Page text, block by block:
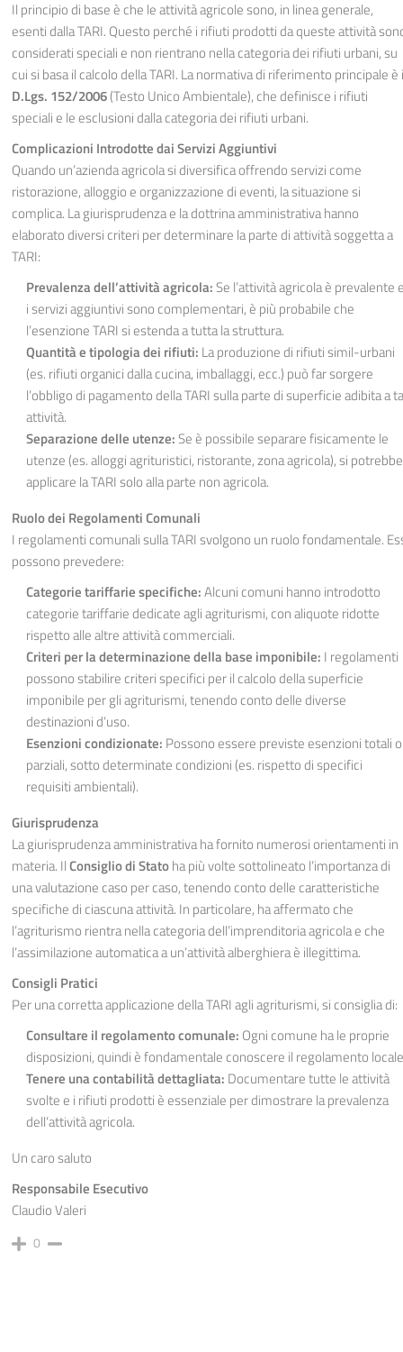
Il principio di base è che le attività agricole sono, in linea generale,
esenti dalla TARI. Questo perché i rifiuti prodotti da queste attività
considerati speciali e non rientrano nella categoria dei rifiuti urbani, su
cui si basa il calcolo della TARI. La normativa di riferimento principale è
D.Lgs. 152/2006(Testo Unico Ambientale), che definisce i rifiuti
speciali e le esclusioni dalla categoria dei rifiuti urbani.
Complicazioni Introdotte dai Servizi Aggiuntivi
Quando un’azienda agricola si diversifica offrendo servizi come
ristorazione, alloggio e organizzazione di eventi, la situazione si
complica. La giurisprudenza e la dottrina amministrativa hanno
elaborato diversi criteri per determinare la parte di attività soggetta a
TARI:
Prevalenza dell’attività agricola:Se l’attività agricola è prevalente
i servizi aggiuntivi sono complementari, è più probabile che
l’esenzione TARI si estenda a tutta la struttura.
Quantità e tipologia dei rifiuti: La produzione di rifiuti simil-urbani
(es. rifiuti organici dalla cucina, imballaggi, ecc.) può far sorgere
l’obbligo di pagamento della TARI sulla parte di superficie adibita a
attività.
Separazione delle utenze:Se è possibile separare fisicamente le
utenze (es. alloggi agrituristici, ristorante, zona agricola), si potrebbe
applicare la TARI solo alla parte non agricola.
Ruolo dei Regolamenti Comunali
I regolamenti comunali sulla TARI svolgono un ruolo fondamentale.
possono prevedere:
Categorie tariffarie specifiche:Alcuni comuni hanno introdotto
categorie tariffarie dedicate agli agriturismi, con aliquote ridotte
rispetto alle altre attività commerciali.
Criteri per la determinazione della base imponibile: I regolamenti
possono stabilire criteri specifici per il calcolo della superficie
imponibile per gli agriturismi, tenendo conto delle diverse
destinazioni d’uso.
Esenzioni condizionate: Possono essere previste esenzioni totali o
parziali, sotto determinate condizioni (es. rispetto di specifici
requisiti ambientali).
Giurisprudenza
La giurisprudenza amministrativa ha fornito numerosi orientamenti in
materia. IlConsiglio di Statoha più volte sottolineato l’importanza di
una valutazione caso per caso, tenendo conto delle caratteristiche
specifiche di ciascuna attività. In particolare, ha affermato che
l’agriturismo rientra nella categoria dell’imprenditoria agricola e che
l’assimilazione automatica a un’attività alberghiera è illegittima.
Consigli Pratici
Per una corretta applicazione della TARI agli agriturismi, si consiglia di:
Consultare il regolamento comunale: Ogni comune ha le proprie
disposizioni, quindi è fondamentale conoscere il regolamento
Tenere una contabilità dettagliata: Documentare tutte le attività
svolte e i rifiuti prodotti è essenziale per dimostrare la prevalenza
dell’attività agricola.
Un caro saluto
Responsabile Esecutivo
Claudio Valeri
0